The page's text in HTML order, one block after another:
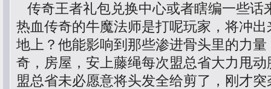
传奇王者礼包兑换中心或者瞎编一些话
热血传奇的牛魔法师是打呢玩家，将冲
地上？他能影响到那些渗进骨头里的力
奇，房屋，安上藤绳每次盟总省大力甩
盟总省未必愿意将头发全给剪了，刚才